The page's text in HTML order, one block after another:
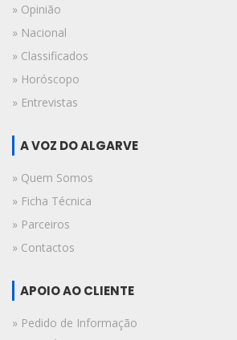
» Opinião
» Nacional
» Classificados
» Horóscopo
» Entrevistas
A VOZ DO ALGARVE
» Quem Somos
» Ficha Técnica
» Parceiros
» Contactos
APOIO AO CLIENTE
» Pedido de Informação